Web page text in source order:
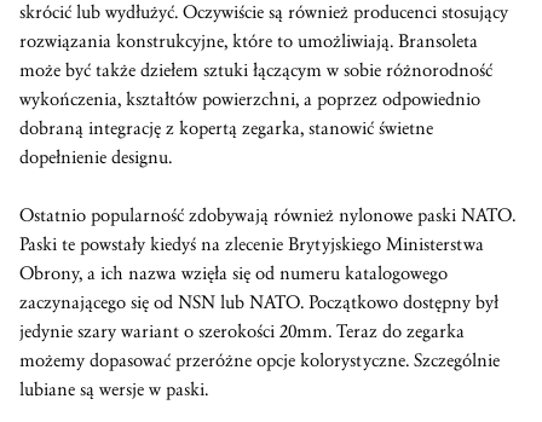
skrócić lub wydłużyć. Oczywiście są również producenci stosujący
rozwiązania konstrukcyjne, które to umożliwiają. Bransoleta
może być także dziełem sztuki łączącym w sobie różnorodność
wykończenia, kształtów powierzchni, a poprzez odpowiednio
dobraną integrację z kopertą zegarka, stanowić świetne
dopełnienie designu.
Ostatnio popularność zdobywają również nylonowe paski NATO.
Paski te powstały kiedyś na zlecenie Brytyjskiego Ministerstwa
Obrony, a ich nazwa wzięła się od numeru katalogowego
zaczynającego się od NSN lub NATO. Początkowo dostępny był
jedynie szary wariant o szerokości 20mm. Teraz do zegarka
możemy dopasować przeróżne opcje kolorystyczne. Szczególnie
lubiane są wersje w paski.